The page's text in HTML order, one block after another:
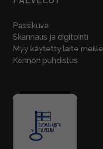
Passikuva
Skannaus ja digitointi
Myy käytetty laite meille
Kennon puhdistus